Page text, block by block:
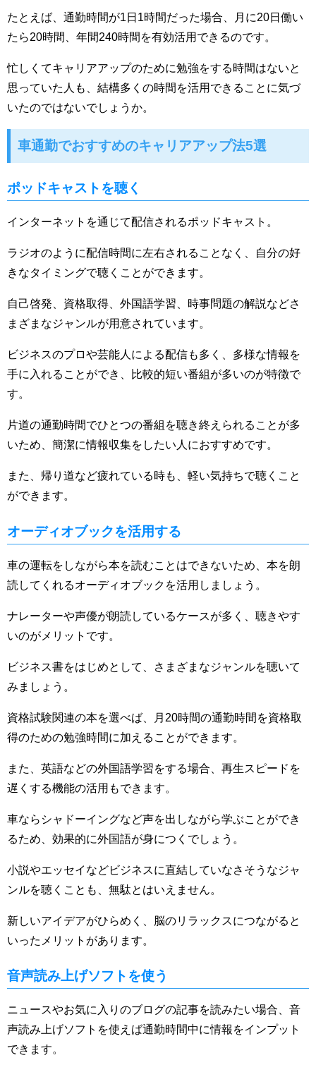
たとえば、通勤時間が1日1時間だった場合、月に20日働い
たら20時間、年間240時間を有効活用できるのです。
忙しくてキャリアアップのために勉強をする時間はないと
思っていた人も、結構多くの時間を活用できることに気づ
いたのではないでしょうか。
車通勤でおすすめのキャリアアップ法5選
ポッドキャストを聴く
インターネットを通じて配信されるポッドキャスト。
ラジオのように配信時間に左右されることなく、自分の好
きなタイミングで聴くことができます。
自己啓発、資格取得、外国語学習、時事問題の解説などさ
まざまなジャンルが用意されています。
ビジネスのプロや芸能人による配信も多く、多様な情報を
手に入れることができ、比較的短い番組が多いのが特徴で
す。
片道の通勤時間でひとつの番組を聴き終えられることが多
いため、簡潔に情報収集をしたい人におすすめです。
また、帰り道など疲れている時も、軽い気持ちで聴くこと
ができます。
オーディオブックを活用する
車の運転をしながら本を読むことはできないため、本を朗
読してくれるオーディオブックを活用しましょう。
ナレーターや声優が朗読しているケースが多く、聴きやす
いのがメリットです。
ビジネス書をはじめとして、さまざまなジャンルを聴いて
みましょう。
資格試験関連の本を選べば、月20時間の通勤時間を資格取
得のための勉強時間に加えることができます。
また、英語などの外国語学習をする場合、再生スピードを
遅くする機能の活用もできます。
車ならシャドーイングなど声を出しながら学ぶことができ
るため、効果的に外国語が身につくでしょう。
小説やエッセイなどビジネスに直結していなさそうなジャ
ンルを聴くことも、無駄とはいえません。
新しいアイデアがひらめく、脳のリラックスにつながると
いったメリットがあります。
音声読み上げソフトを使う
ニュースやお気に入りのブログの記事を読みたい場合、音
声読み上げソフトを使えば通勤時間中に情報をインプット
できます。